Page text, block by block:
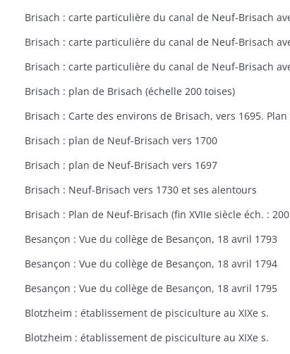
Brisach : plan de Brisach (échelle 200 toises)
Brisach : plan de Neuf-Brisach vers 1700
Brisach : plan de Neuf-Brisach vers 1697
Brisach : Neuf-Brisach vers 1730 et ses alentours
Besançon : Vue du collège de Besançon, 18 avril 1793
Besançon : Vue du collège de Besançon, 18 avril 1794
Besançon : Vue du collège de Besançon, 18 avril 1795
Blotzheim : établissement de pisciculture au XIXe s.
Blotzheim : établissement de pisciculture au XIXe s.